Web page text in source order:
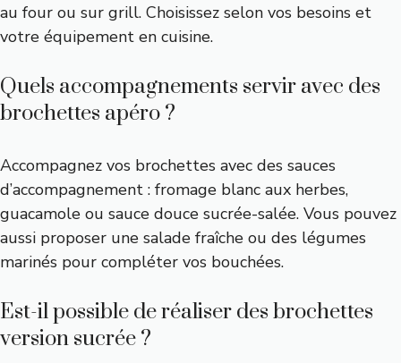
au four ou sur grill. Choisissez selon vos besoins et
votre équipement en cuisine.
Quels accompagnements servir avec des
brochettes apéro ?
Accompagnez vos brochettes avec des sauces
d’accompagnement : fromage blanc aux herbes,
guacamole ou sauce douce sucrée-salée. Vous pouvez
aussi proposer une salade fraîche ou des légumes
marinés pour compléter vos bouchées.
Est-il possible de réaliser des brochettes
version sucrée ?